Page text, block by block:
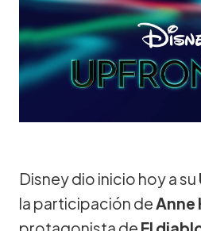
Disney dio inicio hoy a su
la participación deAnne